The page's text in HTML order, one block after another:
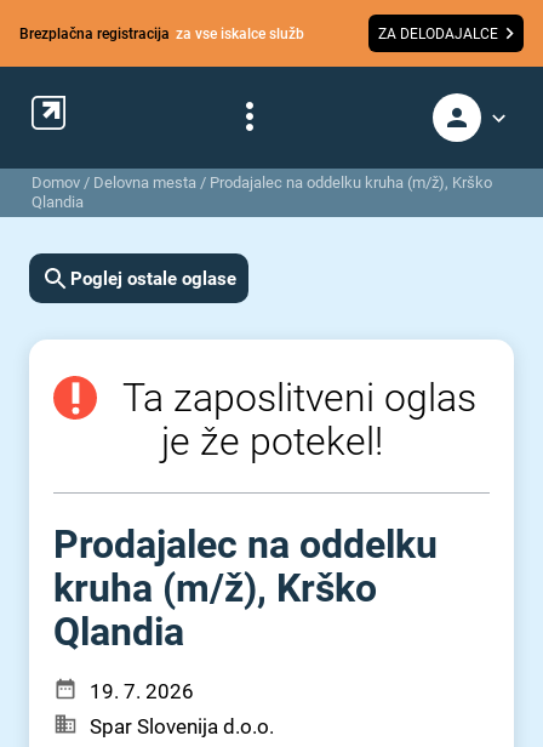
Brezplačna registracija za vse iskalce služb ZA DELODAJALCE
Domov / Delovna mesta / Prodajalec na oddelku kruha (m/ž), Krško
Qlandia
Poglej ostale oglase
Ta zaposlitveni oglas
je že potekel!
Prodajalec na oddelku
kruha (m⁠/⁠ž), Krško
Qlandia
19. 7. 2026
Spar Slovenija d.o.o.